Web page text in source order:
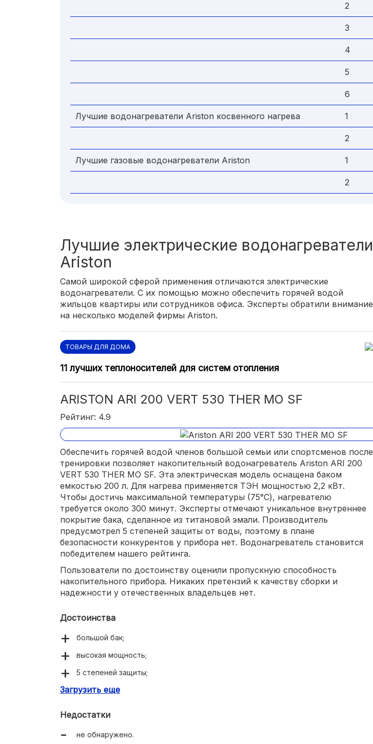
2
3
4
5
6
Лучшие водонагреватели Ariston косвенного нагрева 1
2
Лучшие газовые водонагреватели Ariston 1
2
Лучшие электрические водонагреватели
Ariston
Самой широкой сферой применения отличаются электрические
водонагреватели. С их помощью можно обеспечить горячей водой
жильцов квартиры или сотрудников офиса. Эксперты обратили внимание
на несколько моделей фирмы Ariston.
ТОВАРЫ ДЛЯ ДОМА
11 лучших теплоносителей для систем отопления
ARISTON ARI 200 VERT 530 THER MO SF
Рейтинг: 4.9
Обеспечить горячей водой членов большой семьи или спортсменов после
тренировки позволяет накопительный водонагреватель Ariston ARI 200
VERT 530 THER MO SF. Эта электрическая модель оснащена баком
емкостью 200 л. Для нагрева применяется ТЭН мощностью 2,2 кВт.
Чтобы достичь максимальной температуры (75°С), нагревателю
требуется около 300 минут. Эксперты отмечают уникальное внутреннее
покрытие бака, сделанное из титановой эмали. Производитель
предусмотрел 5 степеней защиты от воды, поэтому в плане
безопасности конкурентов у прибора нет. Водонагреватель становится
победителем нашего рейтинга.
Пользователи по достоинству оценили пропускную способность
накопительного прибора. Никаких претензий к качеству сборки и
надежности у отечественных владельцев нет.
Достоинства
большой бак;
высокая мощность;
5 степеней защиты;
качественная сборка.
Загрузить еще
Недостатки
не обнаружено.